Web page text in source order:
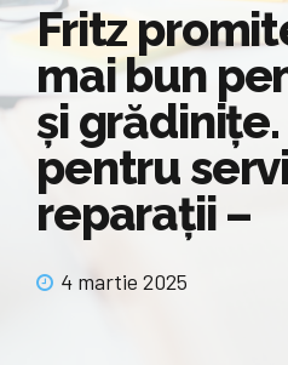
Fritz
mai bun
și
pentru
reparații –
4 martie 2025